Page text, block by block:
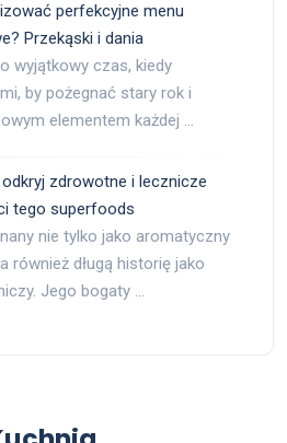
perfekcyjne menu
Przekąski i dania
wyjątkowy czas, kiedy
by pożegnać stary rok i
elementem każdej …
zdrowotne i lecznicze
tego superfoods
nie tylko jako aromatyczny
również długą historię jako
Jego bogaty …